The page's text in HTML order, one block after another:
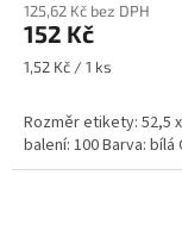
125,62 Kč bez DPH
152 Kč
Měrná
1,52 Kč / 1 ks
Rozměr etikety: 52,5
balení: 100 Barva: